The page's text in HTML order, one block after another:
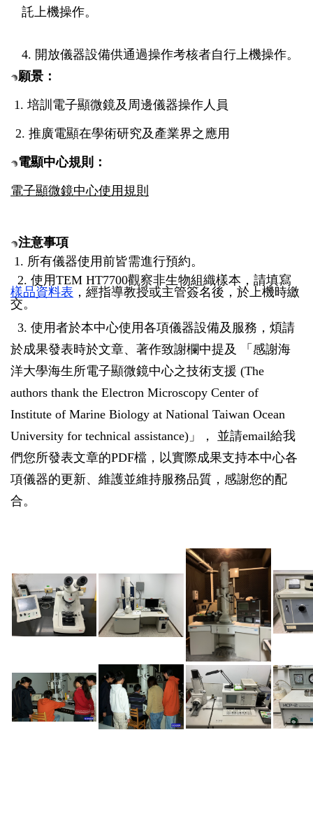
託上機操作。
4. 開放儀器設備供通過操作考核者自行上機操作。
願景：
1. 培訓電子顯微鏡及周邊儀器操作人員
2.推廣電顯在學術研究及產業界之應用
電顯中心規則：
電子顯微鏡中心使用規則
注意事項
1. 所有儀器使用前皆需進行預約。
2. 使用TEM HT7700觀察非生物組織樣本，請填寫
樣品資料表 ，經指導教授或主管簽名後，於上機時繳
交。
3. 使用者於本中心使用各項儀器設備及服務，煩請
於成果發表時於文章、著作致謝欄中提及
「感謝海
洋大學海生所電子顯微鏡中心之技術支援 (The
authors thank the Electron Microscopy Center of
Institute of Marine Biology at National Taiwan Ocean
University for technical assistance) 」， 並請email給我
們您所發表文章的PDF檔，以實際成果支持本中心各
項儀器的更新、維護並維持服務品質，感謝您的配
合。